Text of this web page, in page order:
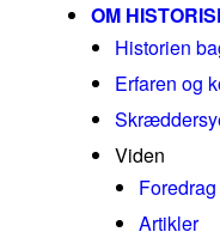
OM
Historien
Erfaren og
Viden
Foredrag
Artikler